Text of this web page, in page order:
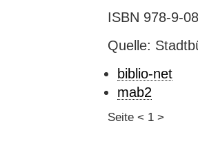
ISBN 978-9-
Quelle:
biblio-net
mab2
Seite < 1 >